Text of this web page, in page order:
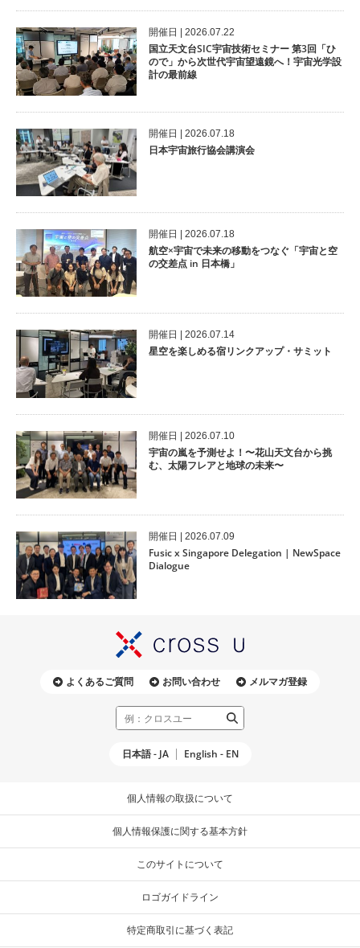
開催⽇ | 2026.07.22
国立天文台SIC宇宙技術セミナー 第3回「ひ
ので」から次世代宇宙望遠鏡へ！宇宙光学設
計の最前線
開催⽇ | 2026.07.18
日本宇宙旅行協会講演会
開催⽇ | 2026.07.18
航空×宇宙で未来の移動をつなぐ「宇宙と空
の交差点 in 日本橋」
開催⽇ | 2026.07.14
星空を楽しめる宿リンクアップ・サミット
開催⽇ | 2026.07.10
宇宙の嵐を予測せよ！〜花山天文台から挑
む、太陽フレアと地球の未来〜
開催⽇ | 2026.07.09
Fusic x Singapore Delegation | NewSpace
Dialogue
よくあるご質問 お問い合わせ メルマガ登録
日本語 - JA English - EN
個人情報の取扱について
個人情報保護に関する基本方針
このサイトについて
ロゴガイドライン
特定商取引に基づく表記